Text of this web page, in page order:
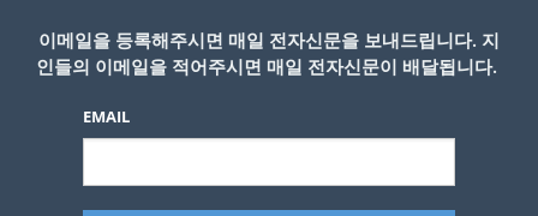
이메일을 등록해주시면 매일 전자신문을 보내드립니다. 지
인들의 이메일을 적어주시면 매일 전자신문이 배달됩니다.
EMAIL